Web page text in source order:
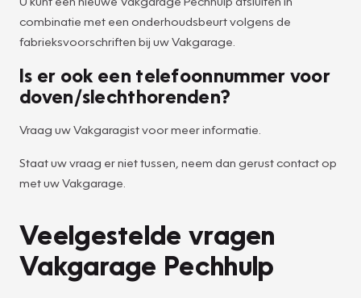
combinatie met een onderhoudsbeurt volgens de
fabrieksvoorschriften bij uw Vakgarage.
Is er ook een telefoonnummer voor
doven/slechthorenden?
Vraag uw Vakgaragist voor meer informatie.
Staat uw vraag er niet tussen, neem dan gerust contact op
met uw Vakgarage.
Veelgestelde vragen
Vakgarage Pechhulp